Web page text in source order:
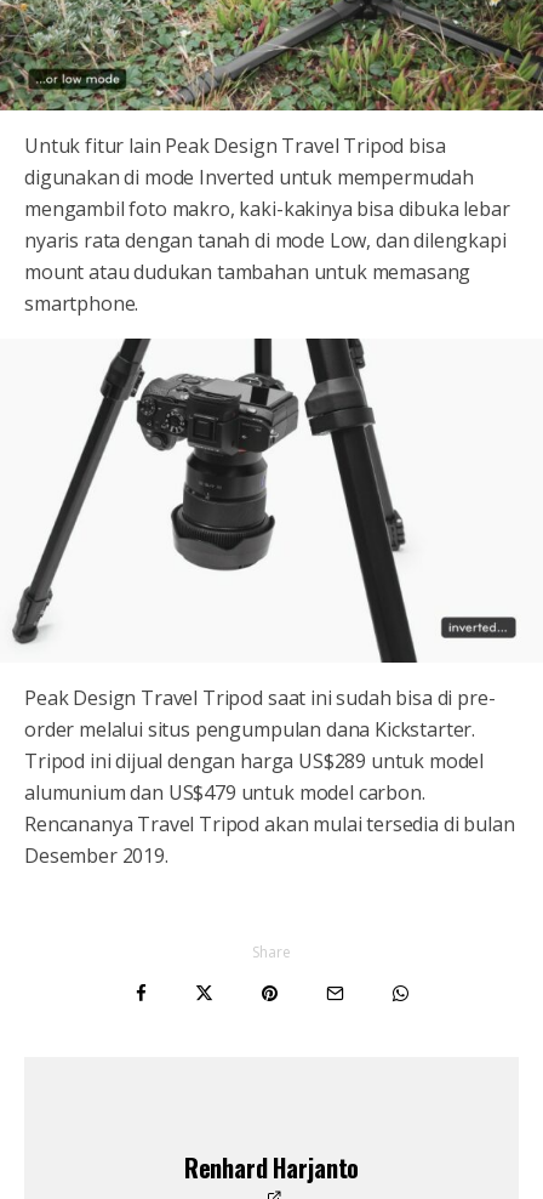
Untuk fitur lain Peak Design Travel Tripod bisa
digunakan di mode Inverted untuk mempermudah
mengambil foto makro, kaki-kakinya bisa dibuka lebar
nyaris rata dengan tanah di mode Low, dan dilengkapi
mount atau dudukan tambahan untuk memasang
smartphone.
Peak Design Travel Tripod saat ini sudah bisa di pre-
order melalui situs pengumpulan dana Kickstarter.
Tripod ini dijual dengan harga US$289 untuk model
alumunium dan US$479 untuk model carbon.
Rencananya Travel Tripod akan mulai tersedia di bulan
Desember 2019.
Share
Renhard Harjanto